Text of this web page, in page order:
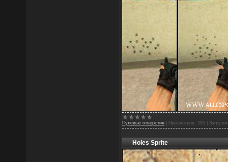
Пулевые отверстия Просмотров: 295
Holes Sprite